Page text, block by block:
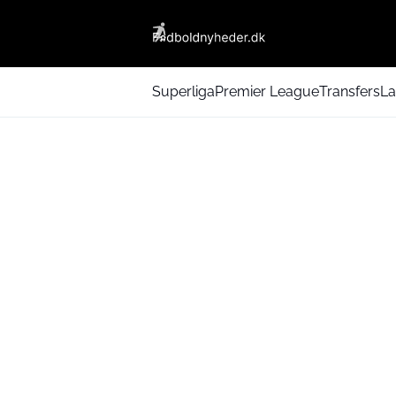
SuperligaPremier LeagueTransfers